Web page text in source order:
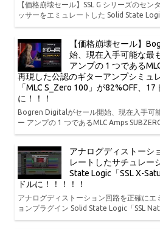
【価格崩壊セール】SSL G シリーズのセ
ッサーをエミュレートした Solid State
【価格崩壊セール】
始、現在入手可能な最
アンプの 1 つである
再現した公認のギターアンプシミュ
「MLC S_Zero 100」が82%OFF、
に！！！
Bogren Digitalがセール開始、現在入手可
ー アンプの 1 つであるMLC Amps
アナログディストーシ
レートしたサチュレー
State Logic「SSL X-
ドルに！！！！！
アナログディストーション回路を正確にエ
ョンプラグイン Solid State Logic「SSL